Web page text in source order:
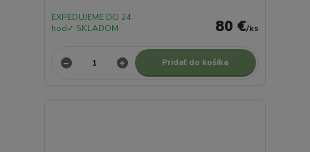
80 €/ks
EXPEDUJEME DO 24
hod✓ SKLADOM
Pridať do košíka